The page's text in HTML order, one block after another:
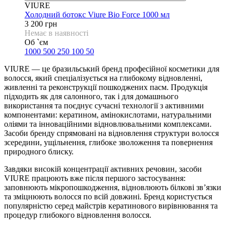
VIURE
Холодний ботокс Viure Bio Force 1000 мл
3 200 грн
Немає в наявності
Об `єм
1000 500 250 100 50
VIURE — це бразильський бренд професійної косметики для
волосся, який спеціалізується на глибокому відновленні,
живленні та реконструкції пошкоджених пасм. Продукція
підходить як для салонного, так і для домашнього
використання та поєднує сучасні технології з активними
компонентами: кератином, амінокислотами, натуральними
оліями та інноваційними відновлювальними комплексами.
Засоби бренду спрямовані на відновлення структури волосся
зсередини, ущільнення, глибоке зволоження та повернення
природного блиску.
Завдяки високій концентрації активних речовин, засоби
VIURE працюють вже після першого застосування:
заповнюють мікропошкодження, відновлюють білкові зв’язки
та зміцнюють волосся по всій довжині. Бренд користується
популярністю серед майстрів кератинового вирівнювання та
процедур глибокого відновлення волосся.